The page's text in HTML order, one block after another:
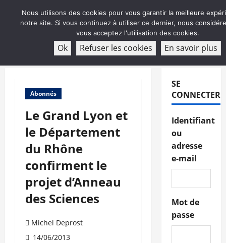
ABONNEMENT
Abonnés
Le Grand Lyon et
le Département
du Rhône
confirment le
projet d’Anneau
des Sciences
Michel Deprost
14/06/2013
SE
CONNECTER
Identifiant
ou
adresse
e-mail
Mot de
passe
Nous utilisons des cookies pour vous garantir la meilleure
notre site. Si vous continuez à utiliser ce dernier, nous
vous acceptez l'utilisation des cookies.
Ok Refuser les cookies En savoir plus